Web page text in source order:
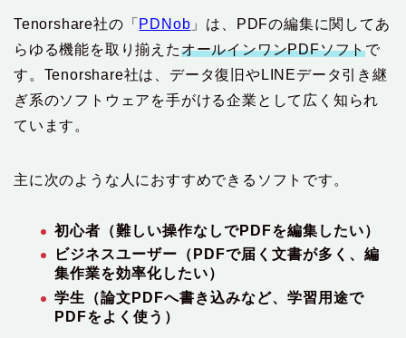
Tenorshare社の「 PDNob 」は、PDFの編集に関してあ
らゆる機能を取り揃えたオールインワンPDFソフトで
す。Tenorshare社は、データ復旧やLINEデータ引き継
ぎ系のソフトウェアを手がける企業として広く知られ
ています。
主に次のような人におすすめできるソフトです。
初心者（難しい操作なしでPDFを編集したい）
ビジネスユーザー（PDFで届く文書が多く、編
集作業を効率化したい）
学生（論文PDFへ書き込みなど、学習用途で
PDFをよく使う）